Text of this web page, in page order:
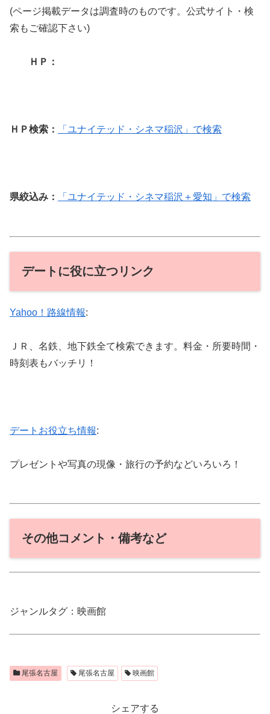
(ページ掲載データは調査時のものです。公式サイト・検
索もご確認下さい)
ＨＰ：
ＨＰ検索： 「ユナイテッド・シネマ稲沢」で検索
県絞込み： 「ユナイテッド・シネマ稲沢＋愛知」で検索
デートに役に立つリンク
Yahoo！路線情報:
ＪＲ、名鉄、地下鉄全て検索できます。料金・所要時間・
時刻表もバッチリ！
デートお役立ち情報:
プレゼントや写真の現像・旅行の予約などいろいろ！
その他コメント・備考など
ジャンルタグ：映画館
尾張名古屋 尾張名古屋 映画館
シェアする